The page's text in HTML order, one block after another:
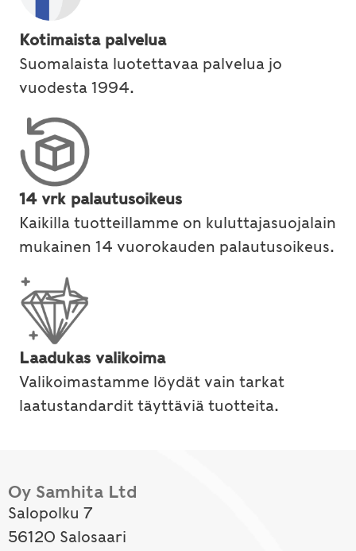
Kotimaista palvelua
Suomalaista luotettavaa palvelua jo
vuodesta 1994.
14 vrk palautusoikeus
Kaikilla tuotteillamme on kuluttajasuojalain
mukainen 14 vuorokauden palautusoikeus.
Laadukas valikoima
Valikoimastamme löydät vain tarkat
laatustandardit täyttäviä tuotteita.
Oy Samhita Ltd
Salopolku 7
56120 Salosaari